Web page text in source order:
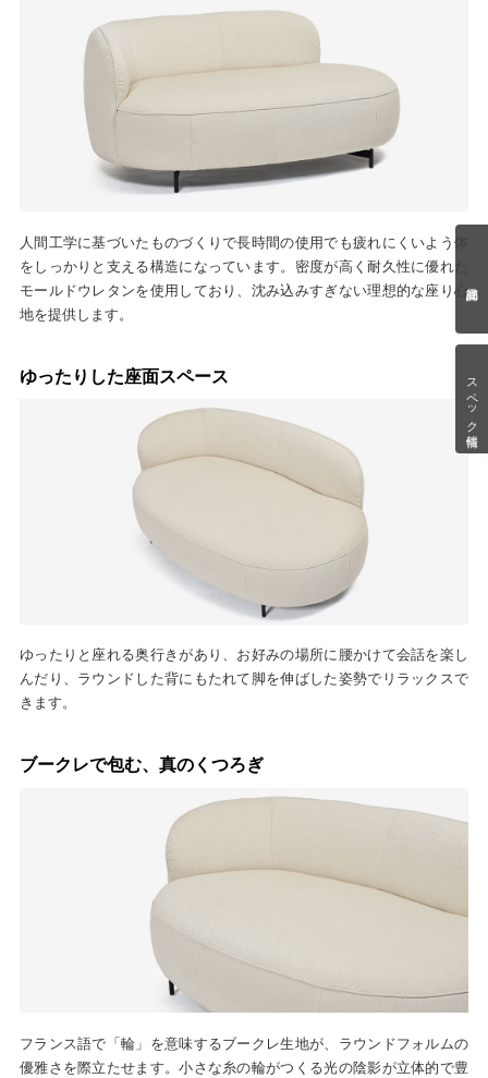
スペック情報
人間工学に基づいたものづくりで長時間の使用でも疲れにくいよう体
をしっかりと支える構造になっています。密度が高く耐久性に優れた
モールドウレタンを使用しており、沈み込みすぎない理想的な座り心
地を提供します。
ゆったりした座面スペース
ゆったりと座れる奥行きがあり、お好みの場所に腰かけて会話を楽し
んだり、ラウンドした背にもたれて脚を伸ばした姿勢でリラックスで
きます。
ブークレで包む、真のくつろぎ
フランス語で「輪」を意味するブークレ生地が、ラウンドフォルムの
優雅さを際立たせます。小さな糸の輪がつくる光の陰影が立体的で豊